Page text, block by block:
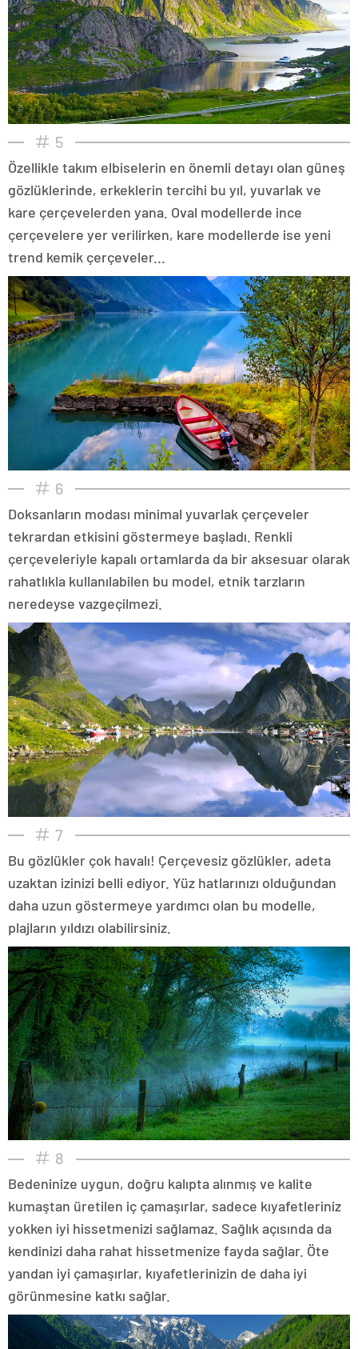
5
Özellikle takım elbiselerin en önemli detayı olan güneş
gözlüklerinde, erkeklerin tercihi bu yıl, yuvarlak ve
kare çerçevelerden yana. Oval modellerde ince
çerçevelere yer verilirken, kare modellerde ise yeni
trend kemik çerçeveler...
6
Doksanların modası minimal yuvarlak çerçeveler
tekrardan etkisini göstermeye başladı. Renkli
çerçeveleriyle kapalı ortamlarda da bir aksesuar olarak
rahatlıkla kullanılabilen bu model, etnik tarzların
neredeyse vazgeçilmezi.
7
Bu gözlükler çok havalı! Çerçevesiz gözlükler, adeta
uzaktan izinizi belli ediyor. Yüz hatlarınızı olduğundan
daha uzun göstermeye yardımcı olan bu modelle,
plajların yıldızı olabilirsiniz.
8
Bedeninize uygun, doğru kalıpta alınmış ve kalite
kumaştan üretilen iç çamaşırlar, sadece kıyafetleriniz
yokken iyi hissetmenizi sağlamaz. Sağlık açısında da
kendinizi daha rahat hissetmenize fayda sağlar. Öte
yandan iyi çamaşırlar, kıyafetlerinizin de daha iyi
görünmesine katkı sağlar.